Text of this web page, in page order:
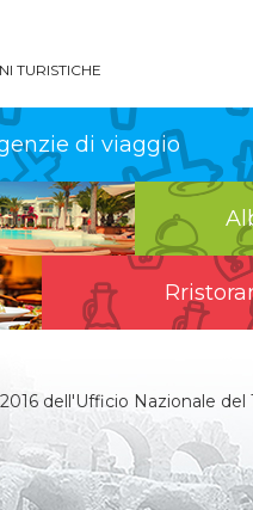
TURISTICHE
di viaggio
dell'Ufficio Nazionale del